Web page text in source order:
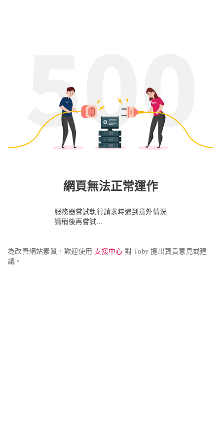
網頁無法正常運作
服務器嘗試執行請求時遇到意外情況
請稍後再嘗試...
為改善網站素質，歡迎使用 支援中心 對 Toby 提出寶貴意見或建
議。